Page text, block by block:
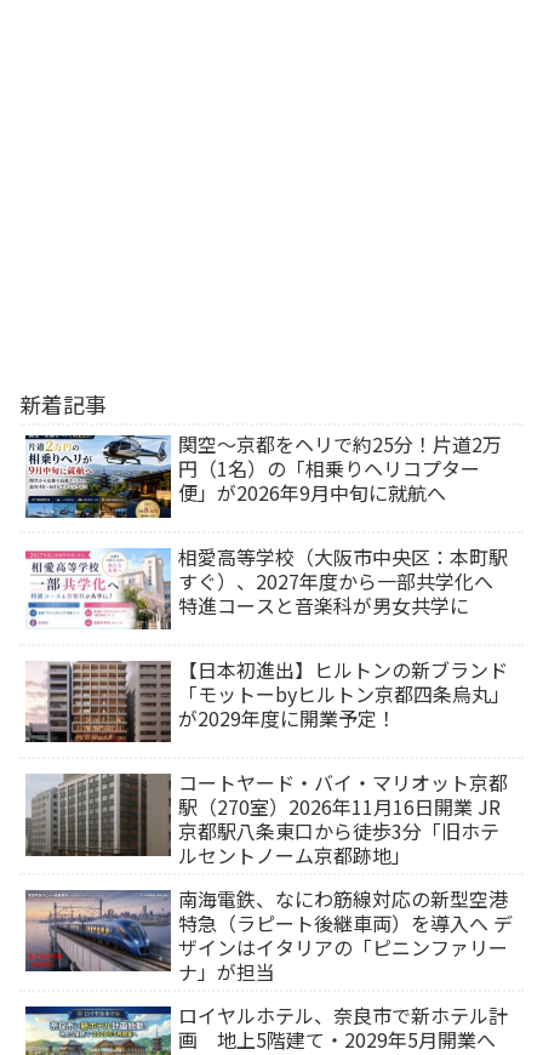
新着記事
関空～京都をヘリで約25分！片道2万
円（1名）の「相乗りヘリコプター
便」が2026年9月中旬に就航へ
相愛高等学校（大阪市中央区：本町駅
すぐ）、2027年度から一部共学化へ
特進コースと音楽科が男女共学に
【日本初進出】ヒルトンの新ブランド
「モットーbyヒルトン京都四条烏丸」
が2029年度に開業予定！
コートヤード・バイ・マリオット京都
駅（270室）2026年11月16日開業 JR
京都駅八条東口から徒歩3分「旧ホテ
ルセントノーム京都跡地」
南海電鉄、なにわ筋線対応の新型空港
特急（ラピート後継車両）を導入へ デ
ザインはイタリアの「ピニンファリー
ナ」が担当
ロイヤルホテル、奈良市で新ホテル計
画 地上5階建て・2029年5月開業へ